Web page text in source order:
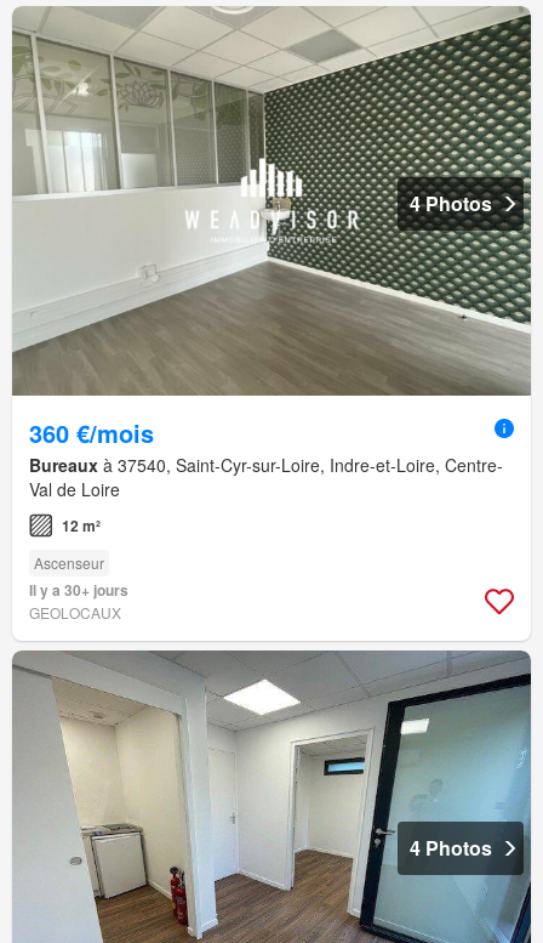
4 Photos
360 €/mois
Bureaux à 37540, Saint-Cyr-sur-Loire, Indre-et-Loire, Centre-
Val de Loire
12 m²
Ascenseur
Il y a 30+ jours
GEOLOCAUX
4 Photos